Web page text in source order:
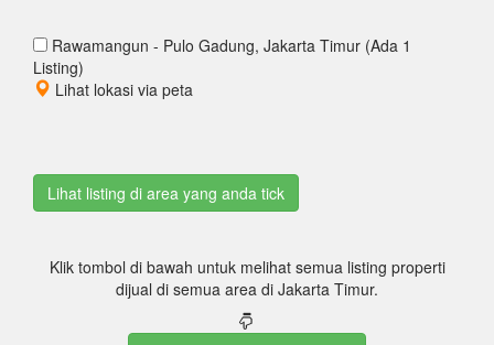
Rawamangun - Pulo Gadung, Jakarta Timur (Ada 1
Listing)
Lihat lokasi via peta
Klik tombol di bawah untuk melihat semua listing properti
dijual di semua area di Jakarta Timur.